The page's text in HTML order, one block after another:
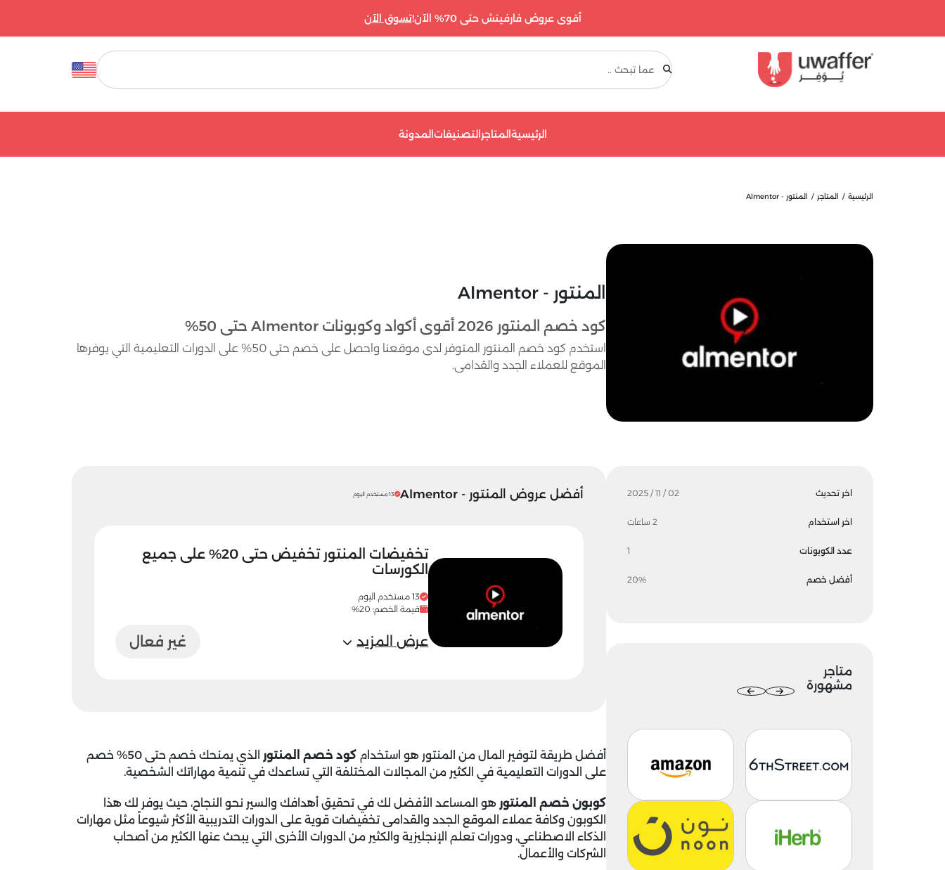
أقوى عروض فارفيتش حتى 70% الآن! تسوق الآن
بحث
الرئيسيةالمتاجرالتصنيفاتالمدونة
الرئيسية المتاجر المنتور - Almentor
المنتور - Almentor
كود خصم المنتور 2026 أقوى أكواد وكوبونات Almentor حتى 50%
استخدم كود خصم المنتور المتوفر لدى موقعنا واحصل على خصم حتى 50% على الدورات التعليمية التي يوفرها
الموقع للعملاء الجدد والقدامى.
اخر تحديث 02 / 11 / 2025
اخر استخدام 2 ساعات
عدد الكوبونات 1
أفضل خصم 20%
متاجر
مشهورة
أفضل عروض المنتور - Almentor 13 مستخدم اليوم
تخفيضات المنتور تخفيض حتى 20% على جميع
الكورسات
13 مستخدم اليوم
قيمة الخصم: 20%
عرض المزيد غير فعال
أفضل طريقة لتوفير المال من المنتور هو استخدام كود خصم المنتور
الذي يمنحك خصم حتى 50% خصم
على الدورات التعليمية في الكثير من المجالات المختلفة التي تساعدك في تنمية مهاراتك الشخصية.
كوبون خصم المنتور هو المساعد الأفضل لك في تحقيق أهدافك والسير نحو النجاح، حيث يوفر لك هذا
الكوبون وكافة عملاء الموقع الجدد والقدامى تخفيضات قوية على الدورات التدريبية الأكثر شيوعاً مثل مهارات
الذكاء الاصطناعي، ودورات تعلم الإنجليزية والكثير من الدورات الأخرى التي يبحث عنها الكثير من أصحاب
الشركات والأعمال.